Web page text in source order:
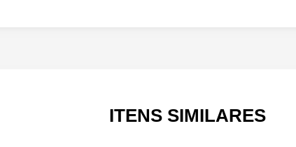
ITENS SIMILARES